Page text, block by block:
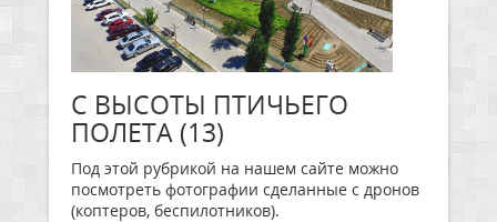
С ВЫСОТЫ ПТИЧЬЕГО
ПОЛЕТА (13)
Под этой рубрикой на нашем сайте можно
посмотреть фотографии сделанные с дронов
(коптеров, беспилотников).